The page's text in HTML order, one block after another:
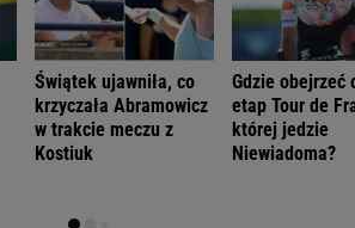
Świątek ujawniła, co
krzyczała Abramowicz
w trakcie meczu z
Kostiuk
Gdzie obejrzeć
etap Tour de
której jedzie
Niewiadoma?